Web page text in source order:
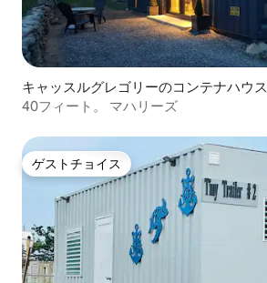
キャッスルグレゴリーのコンテナハウス
40フィート。 マハリーズ
ゲストチョイス
ゲストチョイス